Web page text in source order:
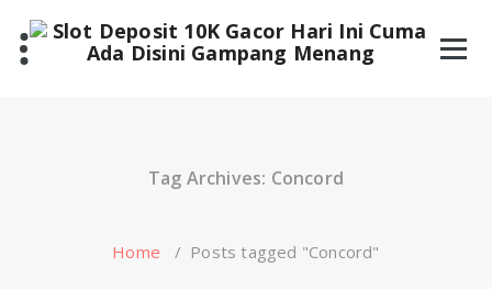
content
Tag Archives: Concord
Home / Posts tagged "Concord"